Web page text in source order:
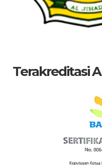
Terakreditasi A